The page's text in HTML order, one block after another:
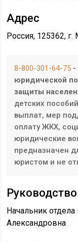
Адрес
Россия, 125362,
8-800-301-64-75 -
юридической
защиты
детских
выплат, мер
оплату ЖКХ,
юридические
предназначен
юристом и не
Руководство
Начальник
Александровна